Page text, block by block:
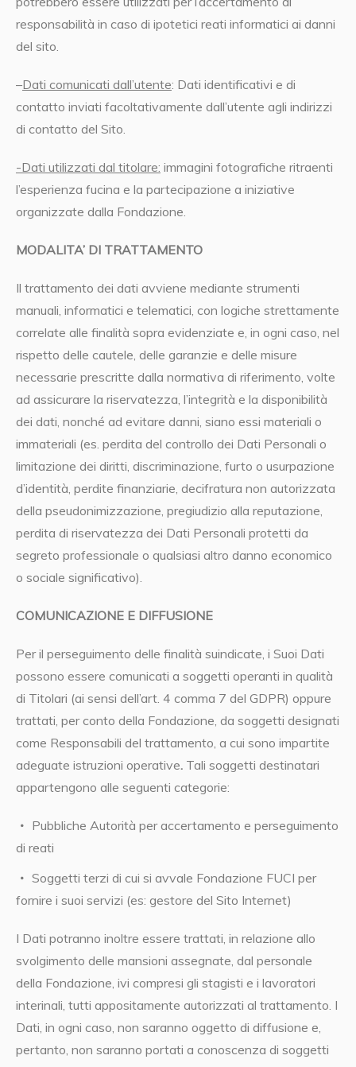
responsabilità in caso di ipotetici reati informatici ai danni
del sito.
–Dati comunicati dall’utente: Dati identificativi e di
contatto inviati facoltativamente dall’utente agli indirizzi
di contatto del Sito.
-Dati utilizzati dal titolare: immagini fotografiche ritraenti
l’esperienza fucina e la partecipazione a iniziative
organizzate dalla Fondazione.
MODALITA’ DI TRATTAMENTO
Il trattamento dei dati avviene mediante strumenti
manuali, informatici e telematici, con logiche strettamente
correlate alle finalità sopra evidenziate e, in ogni caso, nel
rispetto delle cautele, delle garanzie e delle misure
necessarie prescritte dalla normativa di riferimento, volte
ad assicurare la riservatezza, l’integrità e la disponibilità
dei dati, nonché ad evitare danni, siano essi materiali o
immateriali (es. perdita del controllo dei Dati Personali o
limitazione dei diritti, discriminazione, furto o usurpazione
d’identità, perdite finanziarie, decifratura non autorizzata
della pseudonimizzazione, pregiudizio alla reputazione,
perdita di riservatezza dei Dati Personali protetti da
segreto professionale o qualsiasi altro danno economico
o sociale significativo).
COMUNICAZIONE E DIFFUSIONE
Per il perseguimento delle finalità suindicate, i Suoi Dati
possono essere comunicati a soggetti operanti in qualità
di Titolari (ai sensi dell’art. 4 comma 7 del GDPR) oppure
trattati, per conto della Fondazione, da soggetti designati
come Responsabili del trattamento, a cui sono impartite
adeguate istruzioni operative. Tali soggetti destinatari
appartengono alle seguenti categorie:
Pubbliche Autorità per accertamento e perseguimento
di reati
Soggetti terzi di cui si avvale Fondazione FUCI per
fornire i suoi servizi (es: gestore del Sito Internet)
I Dati potranno inoltre essere trattati, in relazione allo
svolgimento delle mansioni assegnate, dal personale
della Fondazione, ivi compresi gli stagisti e i lavoratori
interinali, tutti appositamente autorizzati al trattamento. I
Dati, in ogni caso, non saranno oggetto di diffusione e,
pertanto, non saranno portati a conoscenza di soggetti